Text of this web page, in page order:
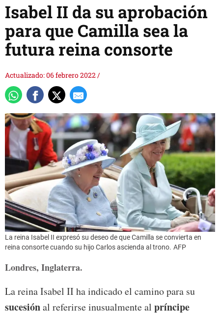
Isabel II da su aprobación
para que Camilla sea la
futura reina consorte
Actualizado: 06 febrero 2022/
La reina Isabel II expresó su deseo de que Camilla se convierta en
reina consorte cuando su hijo Carlos ascienda al trono. AFP
Londres, Inglaterra.
La reina Isabel II ha indicado el camino para su
sucesiónal referirse inusualmente al príncipe